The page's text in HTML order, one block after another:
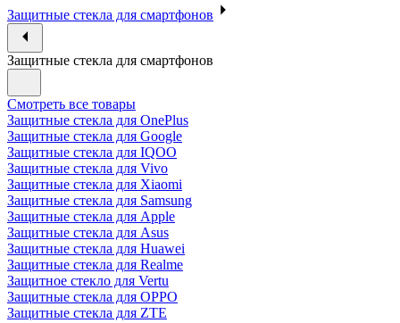
Защитные стекла для смартфонов
Защитные стекла для смартфонов
Смотреть все товары
Защитные стекла для OnePlus
Защитные стекла для Google
Защитные стекла для IQOO
Защитные стекла для Vivo
Защитные стекла для Xiaomi
Защитные стекла для Samsung
Защитные стекла для Apple
Защитные стекла для Asus
Защитные стекла для Huawei
Защитные стекла для Realme
Защитное стекло для Vertu
Защитные стекла для OPPO
Защитные стекла для ZTE